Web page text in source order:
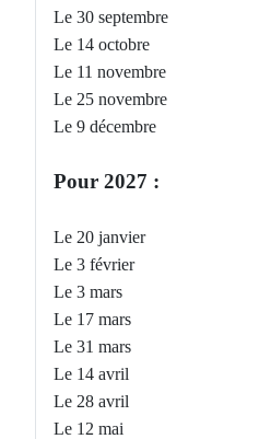
Le 30 septembre
Le 14 octobre
Le 11 novembre
Le 25 novembre
Le 9 décembre
Pour 2027 :
Le 20 janvier
Le 3 février
Le 3 mars
Le 17 mars
Le 31 mars
Le 14 avril
Le 28 avril
Le 12 mai